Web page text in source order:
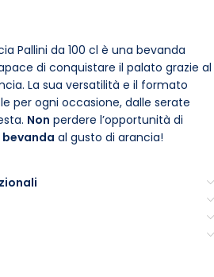
Pallini da 100 cl è una bevanda
di conquistare il palato grazie al
La sua versatilità e il formato
per ogni occasione, dalle serate
Non perdere l’opportunità di
al gusto di arancia!